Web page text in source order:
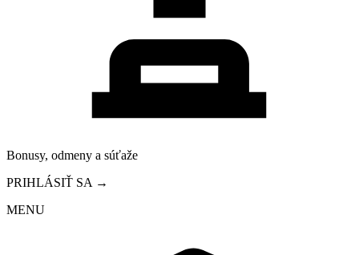
Bonusy, odmeny a súťaže
PRIHLÁSIŤ SA →
MENU